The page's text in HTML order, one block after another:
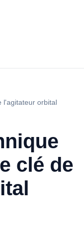
l'agitateur orbital
clé de